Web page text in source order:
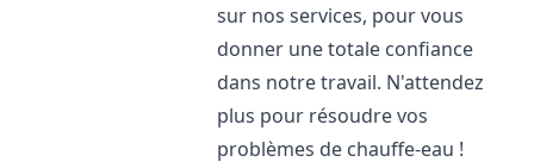
sur nos services, pour vous
donner une totale confiance
dans notre travail. N'attendez
plus pour résoudre vos
problèmes de chauffe-eau !